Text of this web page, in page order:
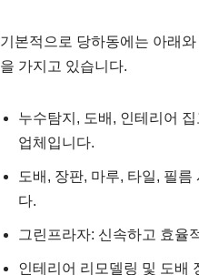
기본적으로 당하동에는 아래
을 가지고 있습니다.
누수탐지, 도배, 인테리어
업체입니다.
도배, 장판, 마루, 타일, 필
다.
그린프라자: 신속하고 효율
인테리어 리모델링 및 도배